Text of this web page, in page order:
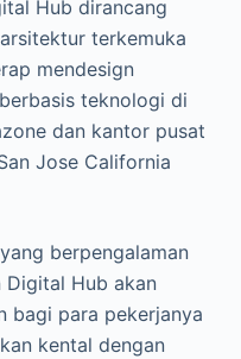
Hub dirancang
terkemuka
mendesign
teknologi di
dan kantor pusat
Jose California
berpengalaman
Digital Hub akan
bagi para pekerjanya
kental dengan